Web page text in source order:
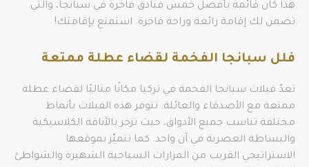
هذا كان قائمة بأفضل خمس فنادق فاخرة في سبانجا، والتي
تضمن لك إقامة رائعة وراحة فاخرة. استمتع بإقامتك!
فلل سبانجا الفخمة لقضاء عطلة ممتعة
تعدّ فيلات سبانجا الفخمة في تركيا مكانًا مثاليًا لقضاء عطلة
ممتعة مع الأصدقاء والعائلة. تتوفر هذه الفيلات بأنماط
مختلفة تناسب جميع الأذواق، حيث تزخر بالأناقة الكلاسيكية
والبساطة العصرية في آن واحد. كما تتميّز بموقعها
الاستراتيجي القريب من المزارات السياحية الشهيرة والشواطئ